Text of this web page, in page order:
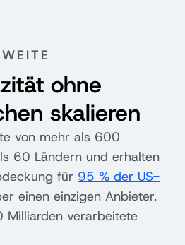
ohne
skalieren
von mehr als 600
60 Ländern und erhalten
für 95 % der US-
einen einzigen Anbieter.
Milliarden verarbeitete